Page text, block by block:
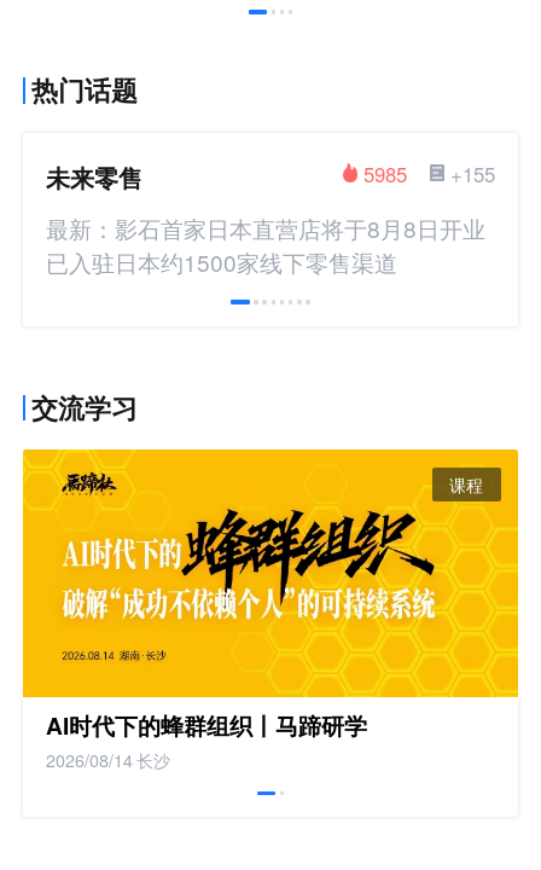
热门话题
未来零售 +155
5985
最新：影石首家日本直营店将于8月8日开业
已入驻日本约1500家线下零售渠道
交流学习
课程
AI时代下的蜂群组织丨马蹄研学
2026/08/14长沙